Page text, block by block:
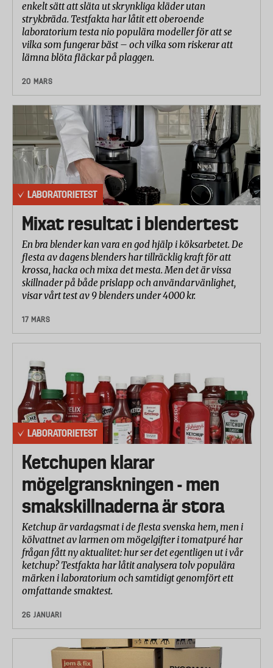
enkelt sätt att släta ut skrynkliga kläder utan
strykbräda. Testfakta har låtit ett oberoende
laboratorium testa nio populära modeller för att se
vilka som fungerar bäst – och vilka som riskerar att
lämna blöta fläckar på plaggen.
20 MARS
LABORATORIETEST
Mixat resultat i blendertest
En bra blender kan vara en god hjälp i köksarbetet. De
flesta av dagens blenders har tillräcklig kraft för att
krossa, hacka och mixa det mesta. Men det är vissa
skillnader på både prislapp och användarvänlighet,
visar vårt test av 9 blenders under 4000 kr.
17 MARS
LABORATORIETEST
Ketchupen klarar
mögelgranskningen - men
smakskillnaderna är stora
Ketchup är vardagsmat i de flesta svenska hem, men i
kölvattnet av larmen om mögelgifter i tomatpuré har
frågan fått ny aktualitet: hur ser det egentligen ut i vår
ketchup? Testfakta har låtit analysera tolv populära
märken i laboratorium och samtidigt genomfört ett
omfattande smaktest.
26 JANUARI